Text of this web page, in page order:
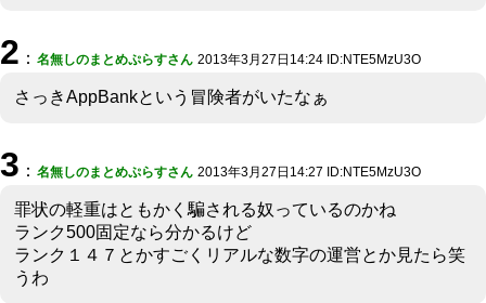
2 ： 名無しのまとめぷらすさん 2013年3月27日14:24 ID:NTE5MzU3O
さっきAppBankという冒険者がいたなぁ
3 ： 名無しのまとめぷらすさん 2013年3月27日14:27 ID:NTE5MzU3O
罪状の軽重はともかく騙される奴っているのかね
ランク500固定なら分かるけど
ランク１４７とかすごくリアルな数字の運営とか見たら笑
うわ